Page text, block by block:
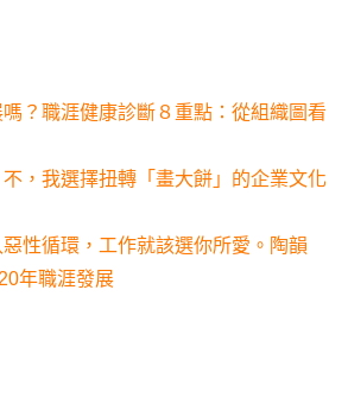
？職涯健康診斷８重點：從組織圖看
，我選擇扭轉「畫大餅」的企業文化
性循環，工作就該選你所愛。陶韻
年職涯發展